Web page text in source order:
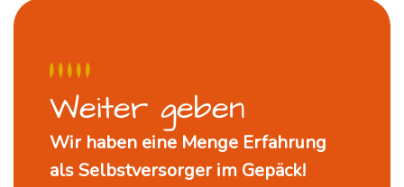
Weiter geben
Wir haben eine Menge Erfahrung
als Selbstversorger im Gepäck!